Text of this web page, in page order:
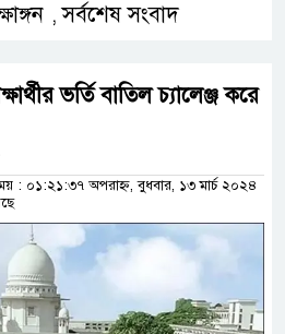
,সর্বশেষ সংবাদ
ভর্তি বাতিল চ্যালেঞ্জ করে
: ০১:২১:৩৭ অপরাহ্ন, বুধবার, ১৩ মার্চ ২০২৪